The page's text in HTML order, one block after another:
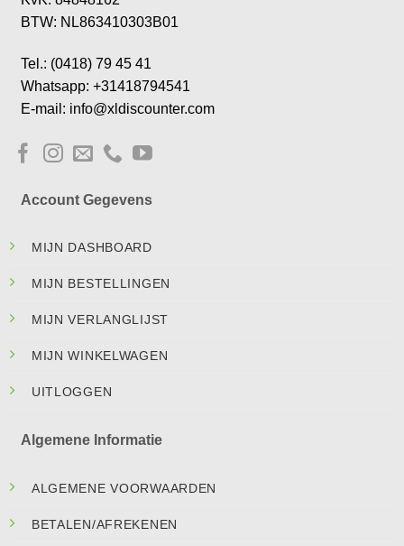
BTW: NL863410303B01
Tel.: (0418) 79 45 41
Whatsapp: +31418794541
E-mail: info@xldiscounter.com
Account Gegevens
MIJN DASHBOARD
MIJN BESTELLINGEN
MIJN VERLANGLIJST
MIJN WINKELWAGEN
UITLOGGEN
Algemene Informatie
ALGEMENE VOORWAARDEN
BETALEN/AFREKENEN